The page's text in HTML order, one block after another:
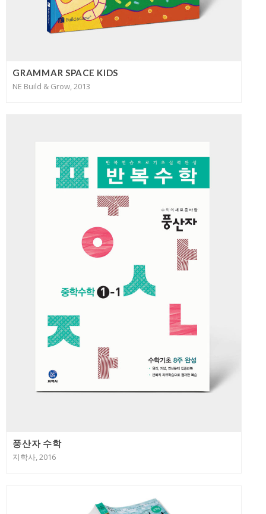
GRAMMAR SPACE KIDS
NE Build & Grow, 2013
풍산자 수학
지학사, 2016